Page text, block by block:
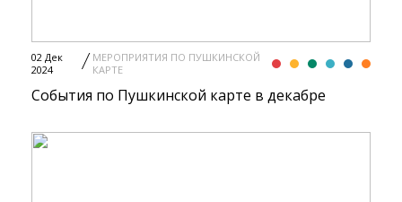
02 Дек
2024
МЕРОПРИЯТИЯ ПО ПУШКИНСКОЙ
КАРТЕ
События по Пушкинской карте в декабре